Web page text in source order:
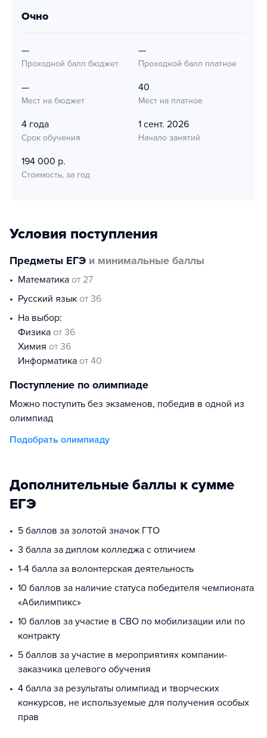
очно
—
Проходной балл бюджет
—
Проходной балл платное
—
Мест на бюджет
40
Мест на платное
4 года
Срок обучения
1 сент. 2026
Начало занятий
194 000 р.
Стоимость, за год
Условия поступления
Предметы ЕГЭ и минимальные баллы
математика от 27
русский язык от 36
На выбор:
физика от 36
химия от 36
информатика от 40
Поступление по олимпиаде
Можно поступить без экзаменов, победив в одной из
олимпиад
Подобрать олимпиаду
Дополнительные баллы к сумме
ЕГЭ
5 баллов за золотой значок ГТО
3 балла за диплом колледжа с отличием
1-4 балла за волонтерская деятельность
10 баллов за наличие статуса победителя чемпионата
«Абилимпикс»
10 баллов за участие в СВО по мобилизации или по
контракту
5 баллов за участие в мероприятиях компании-
заказчика целевого обучения
4 балла за результаты олимпиад и творческих
конкурсов, не используемые для получения особых
прав